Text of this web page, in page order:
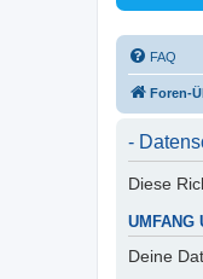
FAQ
Foren-
-
Diese
UMFANG
Deine